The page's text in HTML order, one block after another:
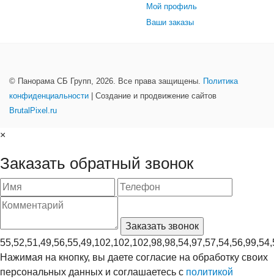
Мой профиль
Ваши заказы
© Панорама СБ Групп, 2026. Все права защищены. Политика
конфиденциальности | Создание и продвижение сайтов
BrutalPixel.ru
×
Заказать обратный звонок
Нажимая на кнопку, вы даете согласие на обработку своих
персональных данных и соглашаетесь с политикой